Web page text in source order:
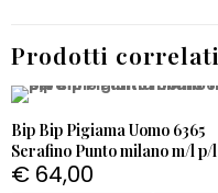
Prodotti correlati
Bip Bip Pigiama Uomo 6365
Serafino Punto milano m/l p/l
€ 64,00